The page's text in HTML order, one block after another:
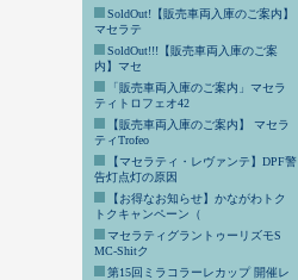
SoldOut!【販売車両入庫のご案内】
マセラテ
SoldOut!!!【販売車両入庫のご案
内】マセ
「販売車両入庫のご案内」マセラ
ティトロフェオ42
【販売車両入庫のご案内】 マセラ
ティTrofeo
【マセラティ・レヴァンテ】DPF警
告灯点灯の原因
【お得なお知らせ】かながわトク
トクキャンペーン（
マセラティグラントゥーリズモS
MC-Shitク
第15回ミラコラーレカップ 開催レ